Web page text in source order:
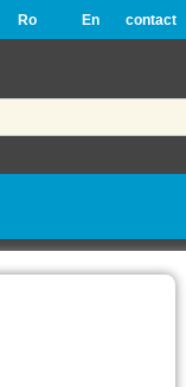
Ro En contact